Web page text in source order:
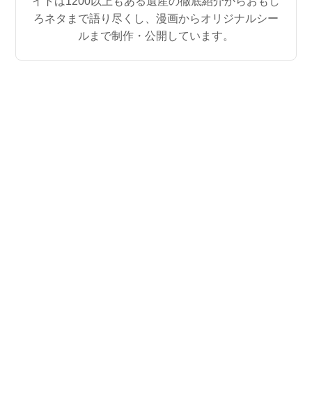
ろネタまで語り尽くし、漫画からオリジナルシー
ルまで制作・公開しています。